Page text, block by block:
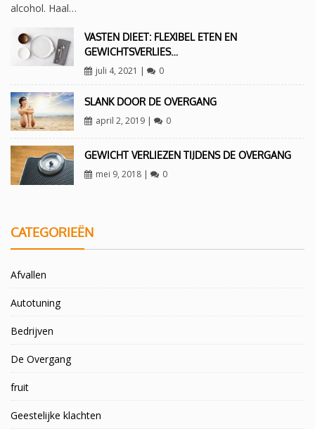
alcohol. Haal…
VASTEN DIEET: FLEXIBEL ETEN EN
GEWICHTSVERLIES…
juli 4, 2021 | 0
SLANK DOOR DE OVERGANG
april 2, 2019| 0
GEWICHT VERLIEZEN TIJDENS DE OVERGANG
mei 9, 2018| 0
CATEGORIEËN
Afvallen
Autotuning
Bedrijven
De Overgang
fruit
Geestelijke klachten